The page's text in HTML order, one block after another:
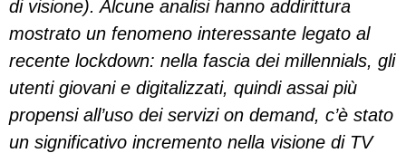
di visione). Alcune analisi hanno addirittura
mostrato un fenomeno interessante legato al
recente lockdown: nella fascia dei millennials, gli
utenti giovani e digitalizzati, quindi assai più
propensi all’uso dei servizi on demand, c’è stato
un significativo incremento nella visione di TV